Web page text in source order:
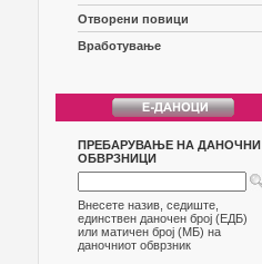
Отворени повици
Вработување
ПРЕБАРУВАЊЕ НА ДАНОЧНИ
ОБВРЗНИЦИ
Внесете назив, седиште,
единствен даночен број (ЕДБ)
или матичен број (МБ) на
даночниот обврзник